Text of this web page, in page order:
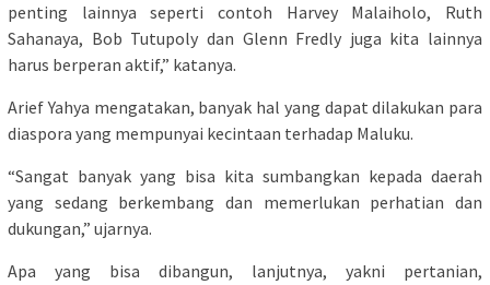
penting lainnya seperti contoh Harvey Malaiholo, Ruth
Sahanaya, Bob Tutupoly dan Glenn Fredly juga kita lainnya
harus berperan aktif,” katanya.
Arief Yahya mengatakan, banyak hal yang dapat dilakukan para
diaspora yang mempunyai kecintaan terhadap Maluku.
“Sangat banyak yang bisa kita sumbangkan kepada daerah
yang sedang berkembang dan memerlukan perhatian dan
dukungan,” ujarnya.
Apa yang bisa dibangun, lanjutnya, yakni pertanian,